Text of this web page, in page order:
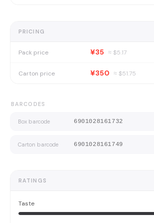
PRICING
Pack price ¥35 ≈ $5.17
Carton price ¥350 ≈ $51.75
BARCODES
Box barcode 6901028161732
Carton barcode 6901028161749
RATINGS
Taste